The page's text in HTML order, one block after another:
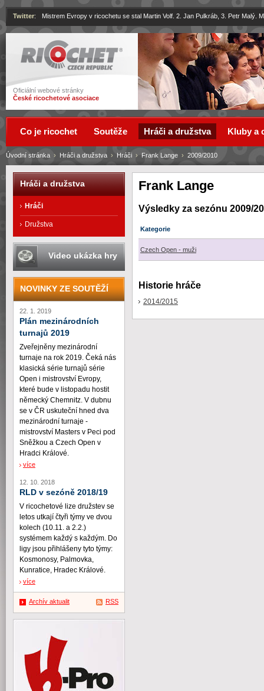
Ricochet
Oficiální webové stránky
České ricochetové asociace
Twitter: Mistrem Evropy v ricochetu se stal Martin Volf. 2. Jan Pulkráb, 3. Petr Malý.
Frank Lange
Výsledky za sezónu 2009/
Kategorie
Czech Open - muži
Historie hráče
2014/2015
Úvodní stránka › Hráči a družstva › Hráči › Frank Lange › 2009/2010
Co je ricochet Soutěže Hráči a družstva Kluby a
Hráči a družstva
Hráči
Družstva
Video ukázka hry
NOVINKY ZE SOUTĚŽÍ
22. 1. 2019
Plán mezinárodních
turnajů 2019
Zveřejněny mezinárodní
turnaje na rok 2019. Čeká nás
klasická série turnajů série
Open i mistrovství Evropy,
které bude v listopadu hostit
německý Chemnitz. V dubnu
se v ČR uskuteční hned dva
mezinárodní turnaje -
mistrovství Masters v Peci pod
Sněžkou a Czech Open v
Hradci Králové.
více
12. 10. 2018
RLD v sezóně 2018/19
V ricochetové lize družstev se
letos utkají čtyři týmy ve dvou
kolech (10.11. a 2.2.)
systémem každý s každým. Do
ligy jsou přihlášeny tyto týmy:
Kosmonosy, Palmovka,
Kunratice, Hradec Králové.
více
Archív aktualit RSS